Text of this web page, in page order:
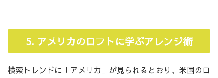
5. アメリカのロフトに学ぶアレンジ術
検索トレンドに「アメリカ」が見られるとおり、米国のロ